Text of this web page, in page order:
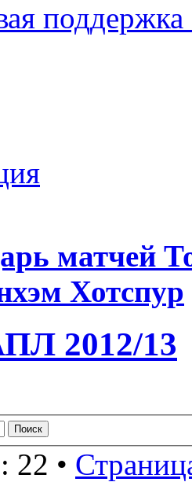
поддержка
матчей
Хотспур
2012/13
22 •